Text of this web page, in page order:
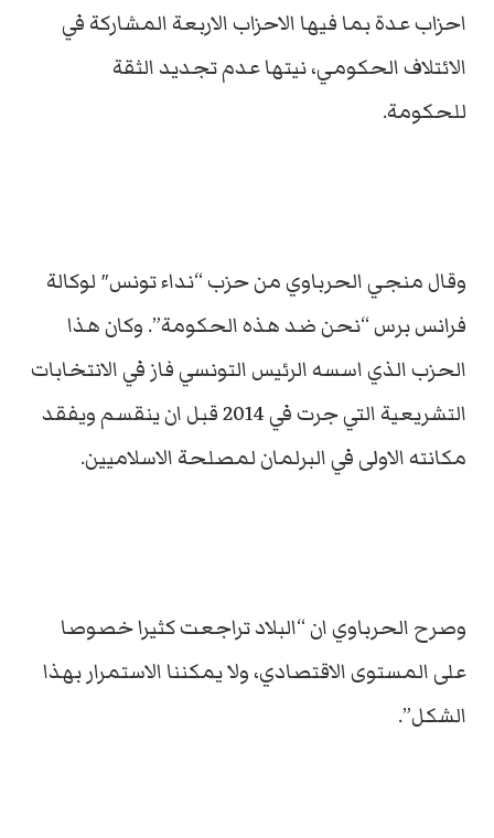
احزاب عدة بما فيها الاحزاب الاربعة المشاركة في
الائتلاف الحكومي، نيتها عدم تجديد الثقة
للحكومة.
وقال منجي الحرباوي من حزب “نداء تونس″ لوكالة
فرانس برس “نحن ضد هذه الحكومة”. وكان هذا
الحزب الذي اسسه الرئيس التونسي فاز في الانتخابات
التشريعية التي جرت في 2014 قبل ان ينقسم ويفقد
مكانته الاولى في البرلمان لمصلحة الاسلاميين.
وصرح الحرباوي ان “البلاد تراجعت كثيرا خصوصا
على المستوى الاقتصادي، ولا يمكننا الاستمرار بهذا
الشكل”.